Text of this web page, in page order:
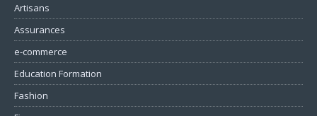
Artisans
Assurances
e-commerce
Education Formation
Fashion